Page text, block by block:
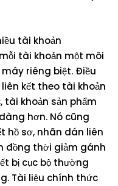
tài khoản
tài khoản một môi
riêng biệt. Điều
kết theo tài khoản
tài khoản sản phẩm
hơn. Nó cũng
hồ sơ, nhãn dán liên
đồng thời giảm gánh
bị cục bộ thường
Tài liệu chính thức